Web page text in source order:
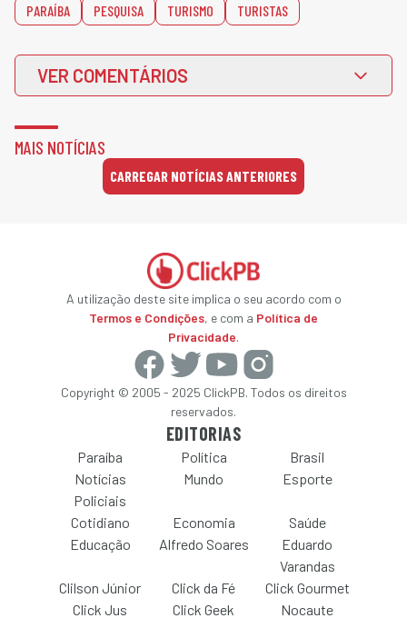
PARAÍBA
PESQUISA TURISMO TURISTAS
VER COMENTÁRIOS
MAIS NOTÍCIAS
CARREGAR NOTÍCIAS ANTERIORES
A utilização deste site implica o seu acordo com o
Termos e Condições, e com a Política de
Privacidade.
Copyright © 2005 - 2025 ClickPB. Todos os direitos
reservados.
EDITORIAS
Paraíba Política
Brasil
Notícias
Policiais
Mundo Esporte
Cotidiano Economia
Saúde
Educação
Alfredo Soares
Eduardo
Varandas
Clilson Júnior
Click da Fé
Click Gourmet
Click Jus
Click Geek Nocaute